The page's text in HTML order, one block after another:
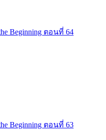
Beginning ตอนที่ 64
Beginning ตอนที่ 63